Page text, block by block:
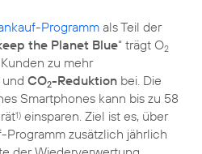
Programm als Teil der
the Planet Blue“ trägt O2
zu mehr
und CO2-Reduktion bei. Die
Smartphones kann bis zu 58
1) einsparen. Ziel ist es, über
Programm zusätzlich jährlich